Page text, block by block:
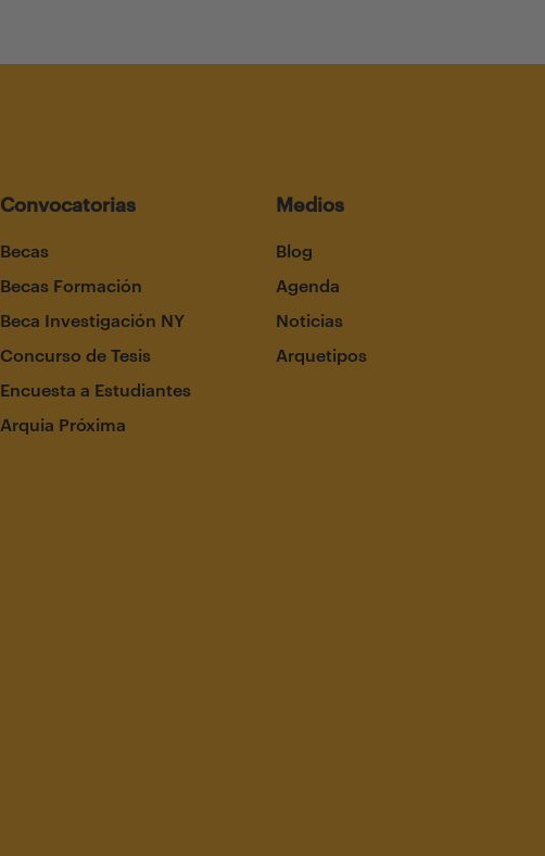
Convocatorias
Becas
Becas Formación
Beca Investigación NY
Concurso de Tesis
Encuesta a Estudiantes
Arquia Próxima
Medios
Blog
Agenda
Noticias
Arquetipos